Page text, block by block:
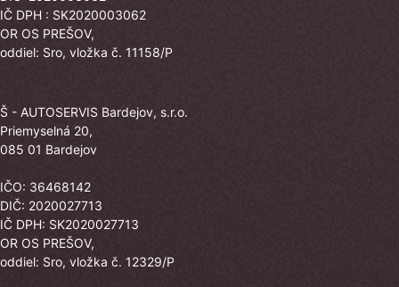
IČ DPH : SK2020003062
OR OS PREŠOV,
oddiel: Sro, vložka č. 11158/P
Š - AUTOSERVIS Bardejov, s.r.o.
Priemyselná 20,
085 01 Bardejov
IČO: 36468142
DIČ: 2020027713
IČ DPH: SK2020027713
OR OS PREŠOV,
oddiel: Sro, vložka č. 12329/P